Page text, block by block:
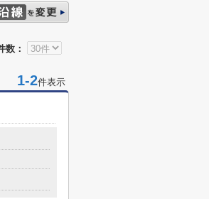
数：
1-2件表示